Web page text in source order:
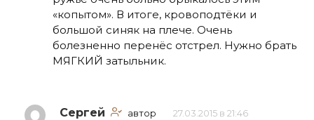
«копытом». В итоге, кровоподтёки и
большой синяк на плече. Очень
болезненно перенёс отстрел. Нужно брать
МЯГКИЙ затыльник.
Сергей автор 27.03.2015 в 21:46